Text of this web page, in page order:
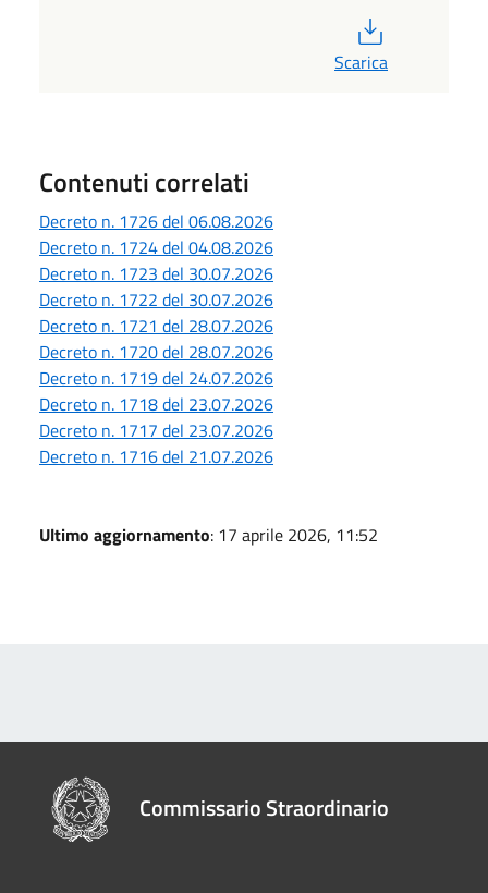
Scarica
Contenuti correlati
Decreto n. 1726 del 06.08.2026
Decreto n. 1724 del 04.08.2026
Decreto n. 1723 del 30.07.2026
Decreto n. 1722 del 30.07.2026
Decreto n. 1721 del 28.07.2026
Decreto n. 1720 del 28.07.2026
Decreto n. 1719 del 24.07.2026
Decreto n. 1718 del 23.07.2026
Decreto n. 1717 del 23.07.2026
Decreto n. 1716 del 21.07.2026
Ultimo aggiornamento: 17 aprile 2026, 11:52
Commissario Straordinario